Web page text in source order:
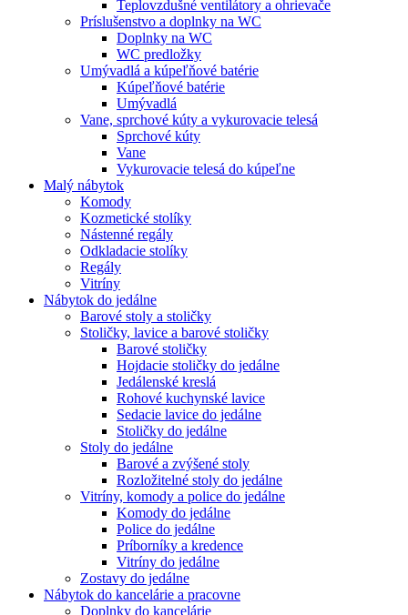
Teplovzdušné ventilátory a ohrievače
Príslušenstvo a doplnky na WC
Doplnky na WC
WC predložky
Umývadlá a kúpeľňové batérie
Kúpeľňové batérie
Umývadlá
Vane, sprchové kúty a vykurovacie telesá
Sprchové kúty
Vane
Vykurovacie telesá do kúpeľne
Malý nábytok
Komody
Kozmetické stolíky
Nástenné regály
Odkladacie stolíky
Regály
Vitríny
Nábytok do jedálne
Barové stoly a stoličky
Stoličky, lavice a barové stoličky
Barové stoličky
Hojdacie stoličky do jedálne
Jedálenské kreslá
Rohové kuchynské lavice
Sedacie lavice do jedálne
Stoličky do jedálne
Stoly do jedálne
Barové a zvýšené stoly
Rozložitelné stoly do jedálne
Vitríny, komody a police do jedálne
Komody do jedálne
Police do jedálne
Príborníky a kredence
Vitríny do jedálne
Zostavy do jedálne
Nábytok do kancelárie a pracovne
Doplnky do kancelárie